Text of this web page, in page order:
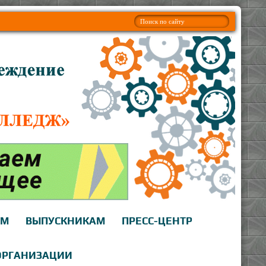
ВЫПУСКНИКАМ ПРЕСС-ЦЕНТР